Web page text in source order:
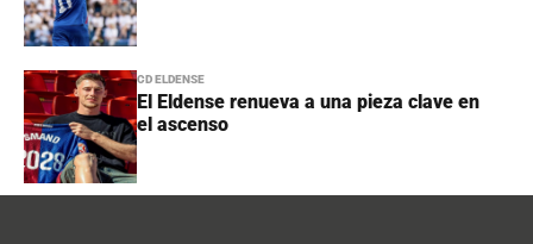
CD ELDENSE
El Eldense renueva a una pieza clave en
el ascenso